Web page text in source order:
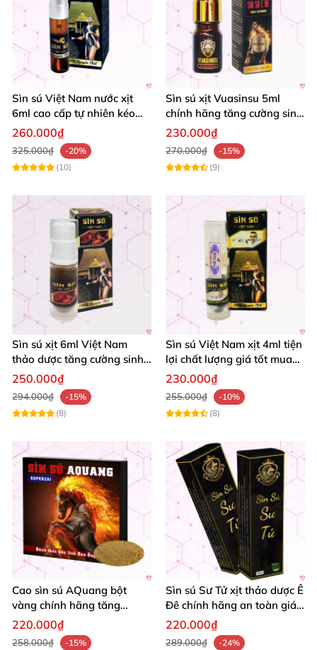
Sìn sú Việt Nam nước xịt
6ml cao cấp tự nhiên kéo
dài quan hệ
260.000₫
325.000₫
-20%
(10)
Sìn sú xịt Vuasinsu 5ml
chính hãng tăng cường sinh
lực nhanh
230.000₫
270.000₫
-15%
(9)
Sìn sú xịt 6ml Việt Nam
thảo dược tăng cường sinh
lý kéo dài quan hệ
250.000₫
294.000₫
-15%
(8)
Sìn sú Việt Nam xịt 4ml tiện
lợi chất lượng giá tốt mua
ngay
230.000₫
255.000₫
-10%
(8)
Cao sìn sú AQuang bột
vàng chính hãng tăng
cường sinh lý
220.000₫
258.000₫
-15%
Sìn sú Sư Tử xịt thảo dược Ê
Đê chính hãng an toàn giá
tốt
220.000₫
289.000₫ -24%